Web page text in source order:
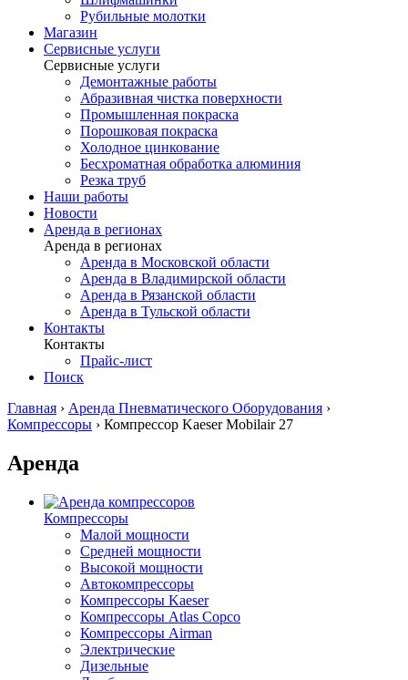
Рубильные молотки
Магазин
Сервисные услуги
Сервисные услуги
Демонтажные работы
Абразивная чистка поверхности
Промышленная покраска
Порошковая покраска
Холодное цинкование
Бесхроматная обработка алюминия
Резка труб
Наши работы
Новости
Аренда в регионах
Аренда в регионах
Аренда в Московской области
Аренда в Владимирской области
Аренда в Рязанской области
Аренда в Тульской области
Контакты
Контакты
Прайс-лист
Поиск
Главная › Аренда Пневматического Оборудования ›
Компрессоры › Компрессор Kaeser Mobilair 27
Аренда
Компрессоры
Малой мощности
Средней мощности
Высокой мощности
Автокомпрессоры
Компрессоры Kaeser
Компрессоры Atlas Copco
Компрессоры Airman
Электрические
Дизельные